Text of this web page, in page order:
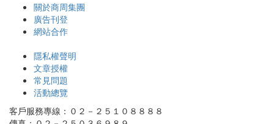
關於商周集團
廣告刊登
網站合作
隱私權聲明
文章授權
常見問題
活動總覽
客戶服務專線：０２－２５１０８８８８